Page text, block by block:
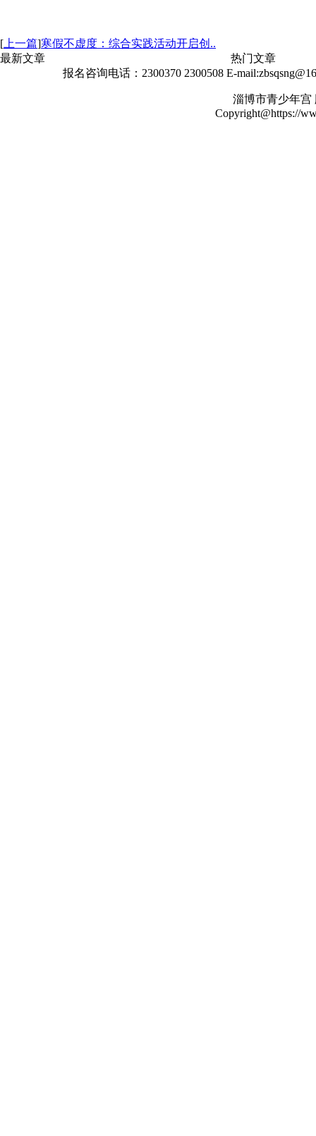
[ 上一篇]寒假不虚度：综合实践活动开启创..
最新文章
热门文章
报名咨询电话：2300370 2300508 E-
淄博市青少年
Copyright@https://